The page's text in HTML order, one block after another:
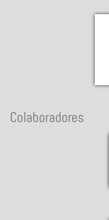
Colaboradores